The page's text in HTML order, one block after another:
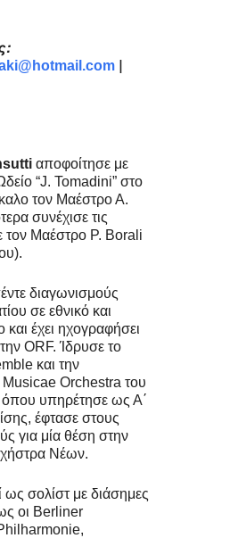
|
αποφοίτησε με
“J. Tomadini” στο
τον Μαέστρο Α.
συνέχισε τις
τον Μαέστρο P. Borali
διαγωνισμούς
σε εθνικό και
και έχει ηχογραφήσει
ORF. Ίδρυσε το
και την
Orchestra του
όπου υπηρέτησε ως Α΄
έφτασε στους
για μία θέση στην
Νέων.
ως σολίστ με διάσημες
οι Berliner